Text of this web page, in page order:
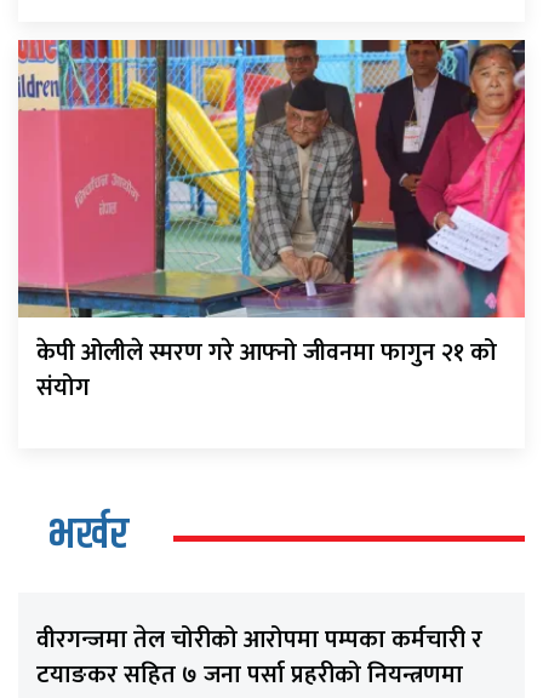
केपी ओलीले स्मरण गरे आफ्नो जीवनमा फागुन २१ को
संयोग
भर्खर
वीरगन्जमा तेल चोरीको आरोपमा पम्पका कर्मचारी र
टयाङकर सहित ७ जना पर्सा प्रहरीको नियन्त्रणमा